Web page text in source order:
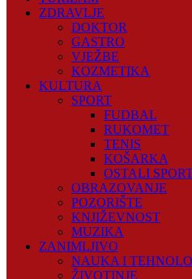
ZDRAVLJE
DOKTOR
GASTRO
VJEŽBE
KOZMETIKA
KULTURA
SPORT
FUDBAL
RUKOMET
TENIS
KOŠARKA
OSTALI
OBRAZOVANJE
POZORIŠTE
KNJIŽEVNOST
MUZIKA
ZANIMLJIVO
NAUKA I
ŽIVOTINJE